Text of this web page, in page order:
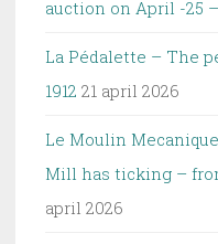
auction on April -25
La Pédalette – The
1912 21 april 2026
Le Moulin
Mill has ticking –
april 2026